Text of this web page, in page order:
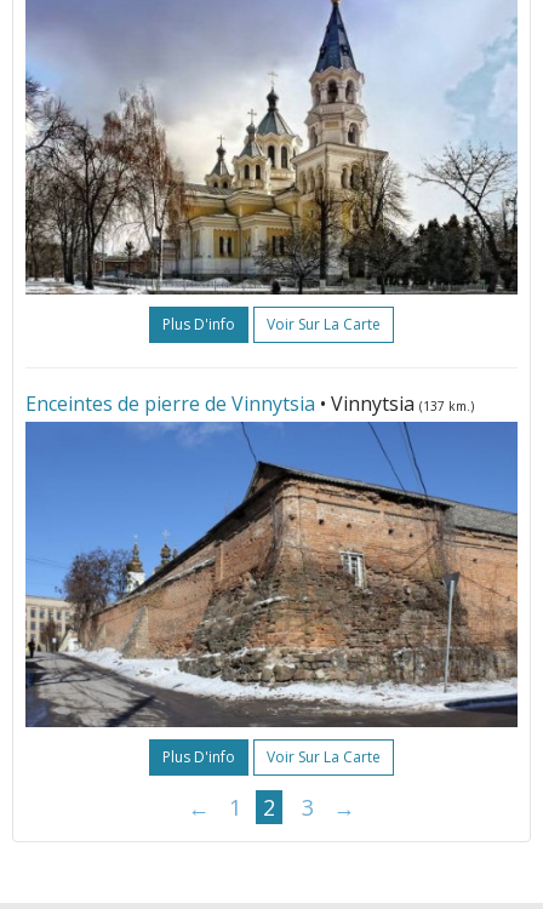
Plus D'info Voir Sur La Carte
Enceintes de pierre de Vinnytsia • Vinnytsia (137 km.)
Plus D'info Voir Sur La Carte
← 1 2 3 →